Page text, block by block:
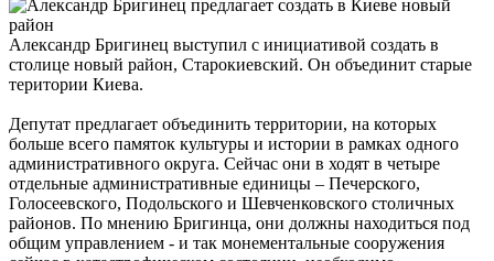
Александр Бригинец выступил с инициативой создать в
столице новый район, Старокиевский. Он объединит старые
територии Киева.
Депутат предлагает объединить территории, на которых
больше всего памяток культуры и истории в рамках одного
административного округа. Сейчас они в ходят в четыре
отдельные административные единицы – Печерского,
Голосеевского, Подольского и Шевченковского столичных
районов. По мнению Бригинца, они должны находиться под
общим управлением - и так монементальные сооружения